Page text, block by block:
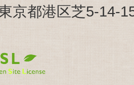
京都港区芝5-14-